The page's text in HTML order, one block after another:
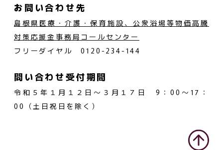
お問い合わせ先
島根県医療・介護・保育施設、公衆浴場等物価高騰
対策応援金事務局コールセンター
フリーダイヤル 0120-234-144
問い合わせ受付期間
令和５年１月１２日～３月１７日 9：00～17：
00（土日祝日を除く）